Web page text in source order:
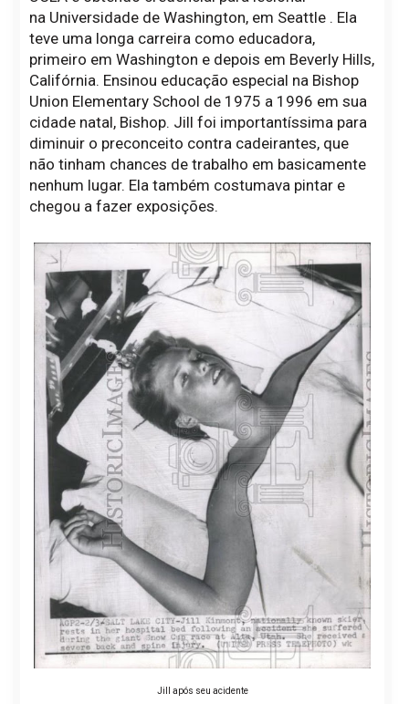
na Universidade de Washington, em Seattle . Ela
teve uma longa carreira como educadora,
primeiro em Washington e depois em Beverly Hills,
Califórnia. Ensinou educação especial na Bishop
Union Elementary School de 1975 a 1996 em sua
cidade natal, Bishop. Jill foi importantíssima para
diminuir o preconceito contra cadeirantes, que
não tinham chances de trabalho em basicamente
nenhum lugar. Ela também costumava pintar e
chegou a fazer exposições.
Jill após seu acidente